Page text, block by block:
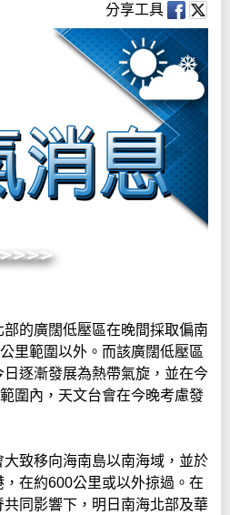
分享工具
的廣闊低壓區在晚間採取偏南
里範圍以外。而該廣闊低壓區
逐漸發展為熱帶氣旋，並在今
圍內，天文台會在今晚考慮發
致移向海南島以南海域，並於
在約600公里或以外掠過。在
同影響下，明日南海北部及華